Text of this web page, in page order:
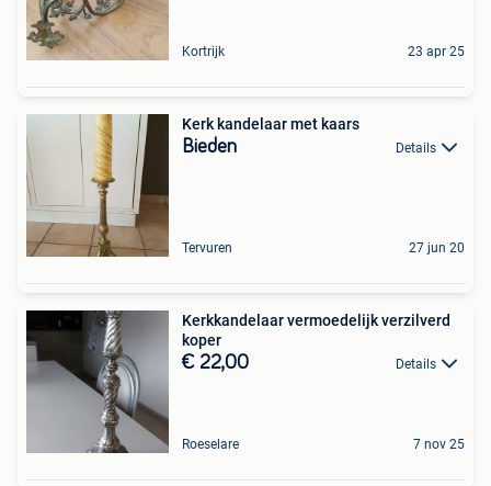
Kortrijk 23 apr 25
Kerk kandelaar met kaars
Bieden Details
Tervuren 27 jun 20
Kerkkandelaar vermoedelijk verzilverd
koper
€ 22,00 Details
Roeselare 7 nov 25